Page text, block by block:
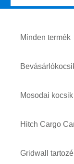
Minden termék
Mosodai kocsik
Hitch Cargo
Gridwall